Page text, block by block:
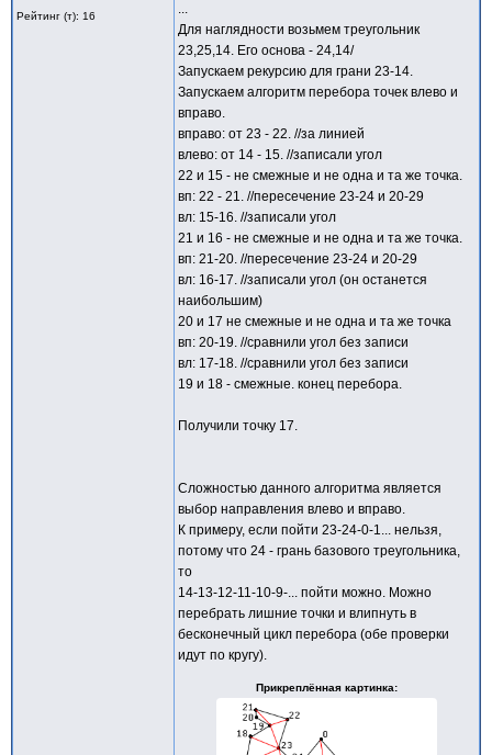
Рейтинг (т): 16
Для наглядности возьмем треугольник
23,25,14. Его основа - 24,14/
Запускаем рекурсию для грани 23-14.
Запускаем алгоритм перебора точек влево и
вправо.
вправо: от 23 - 22. //за линией
влево: от 14 - 15. //записали угол
22 и 15 - не смежные и не одна и та же точка.
вп: 22 - 21. //пересечение 23-24 и 20-29
вл: 15-16. //записали угол
21 и 16 - не смежные и не одна и та же точка.
вп: 21-20. //пересечение 23-24 и 20-29
вл: 16-17. //записали угол (он останется
наибольшим)
20 и 17 не смежные и не одна и та же точка
вп: 20-19. //сравнили угол без записи
вл: 17-18. //сравнили угол без записи
19 и 18 - смежные. конец перебора.
Получили точку 17.
Сложностью данного алгоритма является
выбор направления влево и вправо.
К примеру, если пойти 23-24-0-1... нельзя,
потому что 24 - грань базового треугольника,
то
14-13-12-11-10-9-... пойти можно. Можно
перебрать лишние точки и влипнуть в
бесконечный цикл перебора (обе проверки
идут по кругу).
Прикреплённая картинка